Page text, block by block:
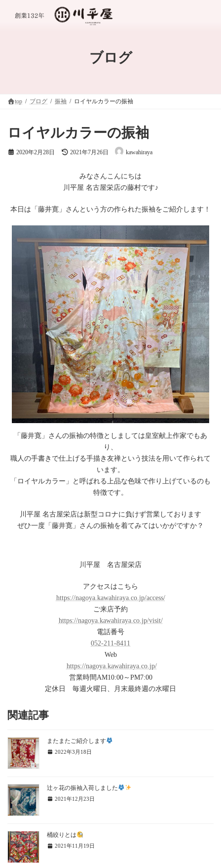
ブログ
top ブログ 振袖 ロイヤルカラーの振袖
ロイヤルカラーの振袖
2020年2月28日
最
日
時
2021年7月26日 kawahiraya
みなさんこんにちは
川平屋 名古屋栄店の藤村です♪
本日は「藤井寛」さんという方の作られた振袖をご紹介します！
「藤井寛」さんの振袖の特徴としましては皇室献上作家でもあ
り、
職人の手書きで仕上げる手描き友禅という技法を用いて作られて
います。
「ロイヤルカラー」と呼ばれる上品な色味で作り上げているのも
特徴です。
川平屋 名古屋栄店は新型コロナに負けず営業しております
ぜひ一度「藤井寛」さんの振袖を着てみてはいかがですか ？
川平屋 名古屋栄店
アクセスはこちら
https://nagoya.kawahiraya.co.jp/access/
ご来店予約
https://nagoya.kawahiraya.co.jp/visit/
電話番号
052-211-8411
Web
https://nagoya.kawahiraya.co.jp/
営業時間AM10:00～PM7:00
定休日 毎週火曜日、月末最終週の水曜日
関連記事
またまたご紹介します
2022年3月18日
辻ヶ花の振袖入荷しました
2021年12月23日
桶絞りとは
2021年11月19日